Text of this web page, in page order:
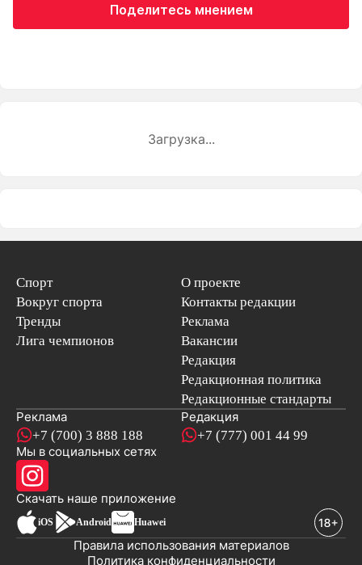
Поделитесь мнением
Загрузка...
Спорт
Вокруг спорта
Тренды
Лига чемпионов
О проекте
Контакты редакции
Реклама
Вакансии
Редакция
Редакционная политика
Редакционные стандарты
Реклама
+7 (700) 3 888 188
Редакция
+7 (777) 001 44 99
Мы в социальных сетях
Скачать наше приложениеновостей
iOS Android Huawei
Политика конфиденциальности
Правила использования материалов